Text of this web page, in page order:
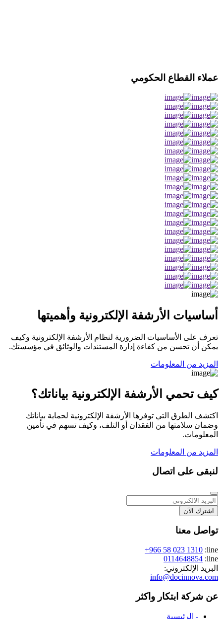
عملاء القطاع الحكومي
أساسيات الأرشفة الإلكترونية وأهميتها
تعرف على الأساسيات الضرورية لنظام الأرشفة الإلكترونية وكيف
يمكن أن تحسن من كفاءة إدارة المستندات والوثائق في مؤسستك.
المزيد من المعلومات
كيف تحمي الأرشفة الإلكترونية بياناتك؟
اكتشف الطرق التي توفرها الأرشفة الإلكترونية لحماية بياناتك
وضمان سلامتها من الفقدان أو التلف، وكيف تسهم في تأمين
المعلومات.
المزيد من المعلومات
لنبقى على اتصال
اشترك الآن
تواصل معنا
line:
+966 58 023 1310
line:
0114648854
البريد الإلكتروني:
info@docinnova.com
عن شركة ابتكار واكثر
- الرئيسية